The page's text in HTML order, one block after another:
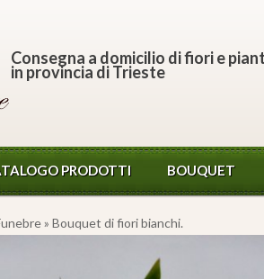
Consegna a domicilio di fiori e
in provincia di Trieste
PRODOTTI BOUQUET
» Bouquet di fiori bianchi.